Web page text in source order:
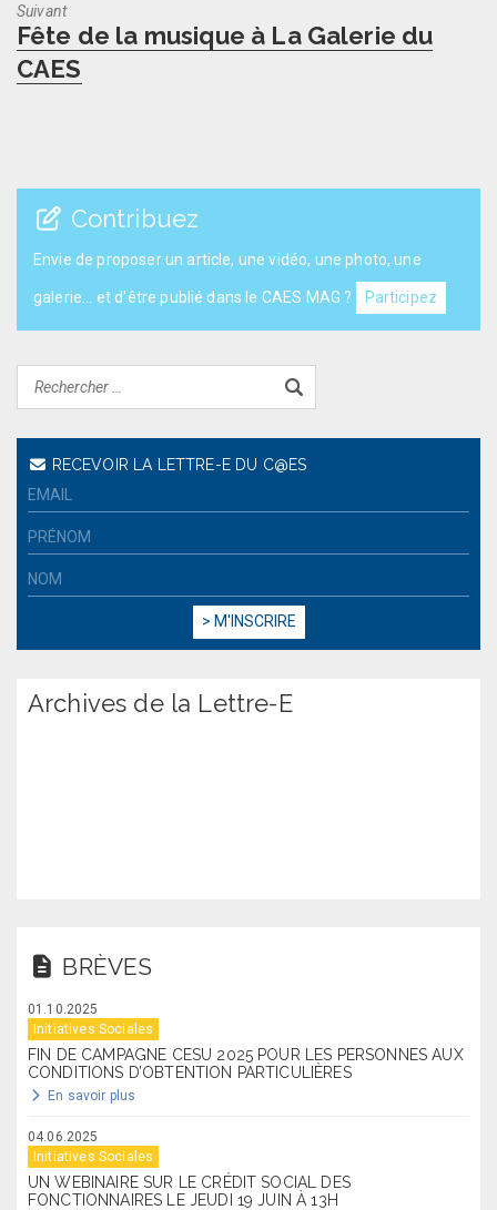
Suivant
Next
post:
Fête de la musique à La Galerie du
CAES
Contribuez
Envie de proposer un article, une vidéo, une photo, une
galerie... et d'être publié dans le CAES MAG ? Participez
RECEVOIR LA LETTRE-E DU C@ES
Archives de la Lettre-E
BRÈVES
01.10.2025
Initiatives Sociales
FIN DE CAMPAGNE CESU 2025 POUR LES PERSONNES AUX
CONDITIONS D’OBTENTION PARTICULIÈRES
En savoir plus
04.06.2025
Initiatives Sociales
UN WEBINAIRE SUR LE CRÉDIT SOCIAL DES
FONCTIONNAIRES LE JEUDI 19 JUIN À 13H